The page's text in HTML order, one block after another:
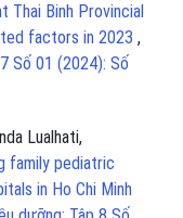
Thai Binh Provincial
factors in 2023 ,
Số 01 (2024): Số
Lualhati,
family pediatric
in Ho Chi Minh